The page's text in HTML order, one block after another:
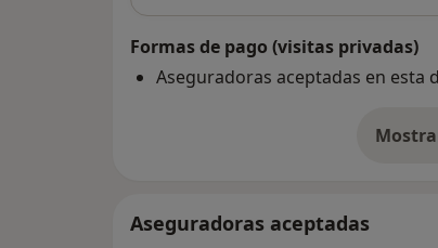
Formas de pago (visitas privadas)
Aseguradoras aceptadas en esta
Aseguradoras aceptadas